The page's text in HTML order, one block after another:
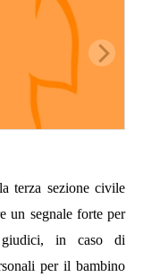
terza sezione civile
un segnale forte per
in caso di
per il bambino